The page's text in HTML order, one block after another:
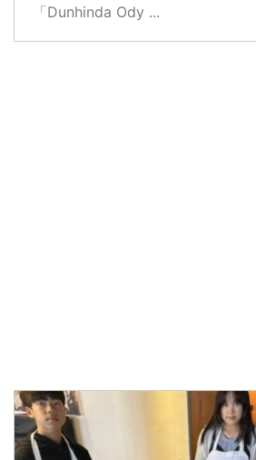
「Dunhinda Ody ...